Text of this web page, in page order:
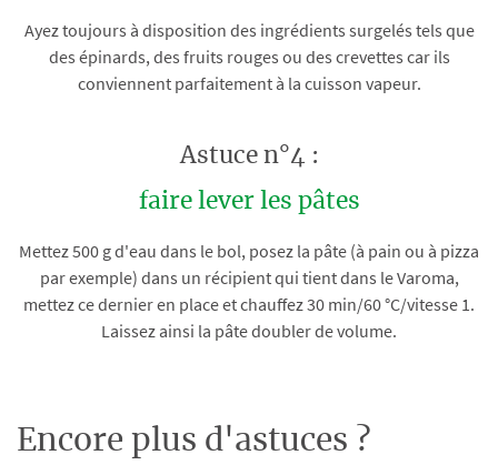
Ayez toujours à disposition des ingrédients surgelés tels que
des épinards, des fruits rouges ou des crevettes car ils
conviennent parfaitement à la cuisson vapeur.
Astuce n°4 :
faire lever les pâtes
Mettez 500 g d'eau dans le bol, posez la pâte (à pain ou à pizza
par exemple) dans un récipient qui tient dans le Varoma,
mettez ce dernier en place et chauffez 30 min/60 °C/vitesse 1.
Laissez ainsi la pâte doubler de volume.
Encore plus d'astuces ?